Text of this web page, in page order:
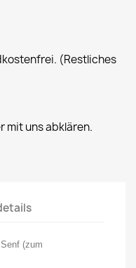
(Restliches
mit uns abklären.
(zum